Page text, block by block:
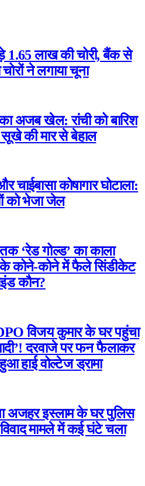
1.65 लाख की चोरी, बैंक से
ने लगाया चूना
अजब खेल: रांची को बारिश
की मार से बेहाल
चाईबासा कोषागार घोटाला:
को भेजा जेल
‘रेड गोल्ड’ का काला
के कोने-कोने में फैले सिंडीकेट
कौन?
विजय कुमार के घर पहुंचा
दरवाजे पर फन फैलाकर
हाई वोल्टेज ड्रामा
इस्लाम के घर पुलिस
मामले में कई घंटे चला